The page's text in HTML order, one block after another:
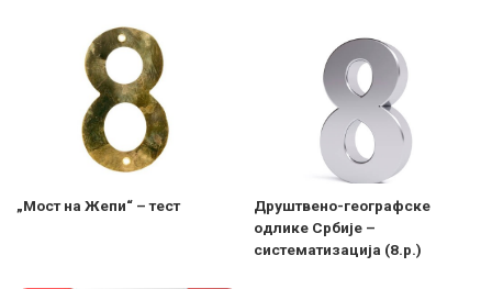
„Мост на Жепи“ – тест
Друштвено-географске
одлике Србије –
систематизација (8.р.)